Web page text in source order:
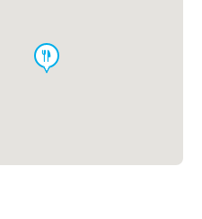
food